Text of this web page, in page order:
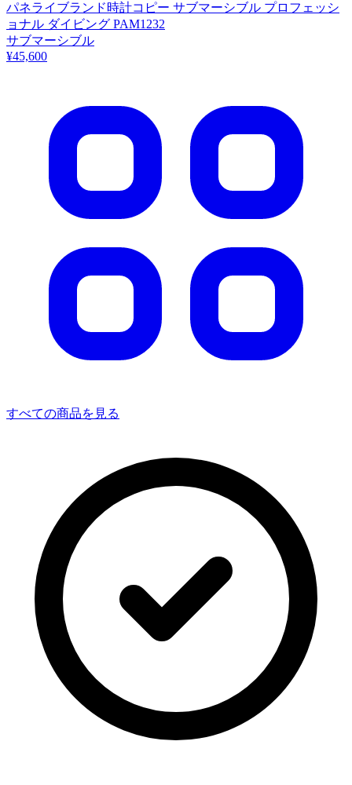
パネライブランド時計コピー サブマーシブル プロフェッシ
ョナル ダイビング PAM1232
サブマーシブル
¥45,600
すべての商品を見る